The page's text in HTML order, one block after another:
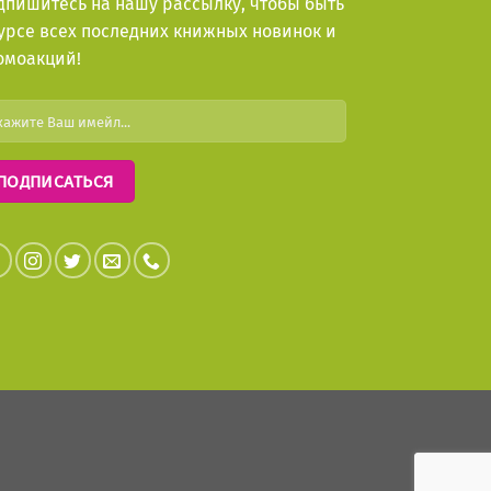
всех последних книжных новинок и